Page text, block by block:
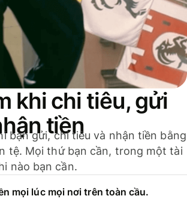
khi chi tiêu, gửi
tiền
bạn gửi, chi tiêu và nhận tiền bằng
tệ. Mọi thứ bạn cần, trong một tài
nào bạn cần.
mọi lúc mọi nơi trên toàn cầu.